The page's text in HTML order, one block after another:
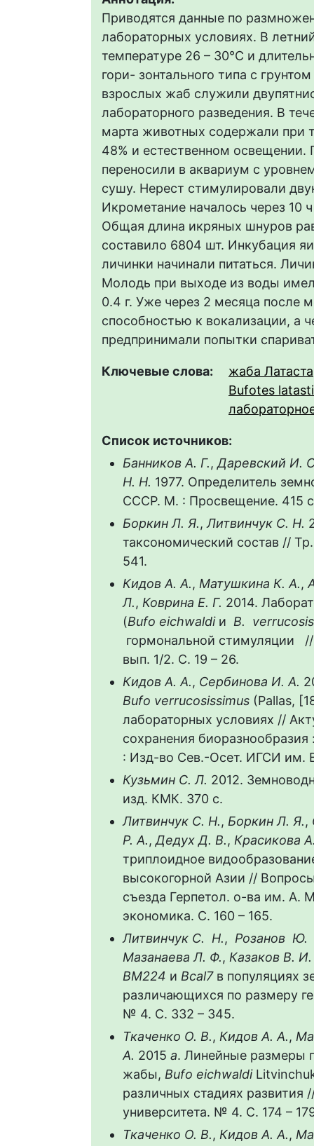
Приводятся данные по
лабораторных условиях. В
температуре 26 – 30°C и
гори- зонтального типа с
взрослых жаб служили
лабораторного разведения. В
марта животных содержали при
48% и естественном
переносили в аквариум с
сушу. Нерест стимулировали
Икрометание началось через 10
Общая длина икряных шнуров
составило 6804 шт. Инкубация
личинки начинали питаться.
Молодь при выходе из воды
0.4 г. Уже через 2 месяца после
способностью к вокализации, а
предпринимали попытки
Ключевые слова:
жаба Латаста
Bufotes
Список источников:
Банников А. Г.,Даревский И.
Н. Н. 1977. Определитель
СССР. М. : Просвещение. 415
Боркин Л. Я.,Литвинчук С. Н.
таксономический состав //
541.
Кидов А. А., Матушкина К. А.,
Л., Коврина Е. Г. 2014.
(Bufo eichwaldiи B.
гормональной стимуляции
вып. 1/2. С. 19 – 26.
Кидов А. А., Сербинова И. А.
Bufo verrucosissimus (Pallas,
лабораторных условиях //
сохранения
: Изд-во Сев.-Осет. ИГСИ им.
Кузьмин С. Л. 2012.
изд. КМК. 370 с.
Литвинчук С. Н., Боркин Л. Я.,
Р. А.,Дедух Д. В., Красикова
триплоидное
высокогорной Азии //
съезда Герпетол. о-ва им. А.
экономика. С. 160 – 165.
Литвинчук С. Н., Розанов Ю.
Мазанаева Л. Ф., Казаков В.
BM224 и Bcal7 в популяциях
различающихся по размеру
№ 4. С. 332 – 345.
Ткаченко О. В., Кидов А. А.,
А. 2015 а. Линейные размеры
жабы, Bufo eichwaldi
различных стадиях развития
университета. № 4. С. 174 –
Ткаченко О. В., Кидов А. А.,